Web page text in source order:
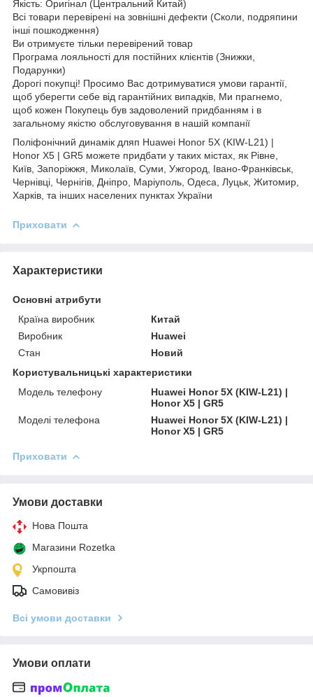
Якість: Оригінал (Центральний Китай)
Всі товари перевірені на зовнішні дефекти (Сколи, подряпини
інші пошкодження)
Ви отримуєте тільки перевірений товар
Програма лояльності для постійних клієнтів (Знижки,
Подарунки)
Дорогі покупці! Просимо Вас дотримуватися умови гарантії,
щоб уберегти себе від гарантійних випадків, Ми прагнемо,
щоб кожен Покупець був задоволений придбанням і в
загальному якістю обслуговування в нашій компанії
Поліфонічний динамік дляп Huawei Honor 5X (KIW-L21) |
Honor X5 | GR5 можете придбати у таких містах, як Рівне,
Київ, Запоріжжя, Миколаїв, Суми, Ужгород, Івано-Франківськ,
Чернівці, Чернігів, Дніпро, Маріуполь, Одеса, Луцьк, Житомир,
Харків, та інших населених пунктах України
Приховати
Характеристики
Основні атрибути
Країна виробник
Китай
Виробник
Huawei
Стан
Новий
Користувальницькі характеристики
Модель телефону
Huawei Honor 5X (KIW-L21) |
Honor X5 | GR5
Моделі телефона
Huawei Honor 5X (KIW-L21) |
Honor X5 | GR5
Приховати
Умови доставки
Нова Пошта
Магазини Rozetka
Укрпошта
Самовивіз
Всі умови доставки
Умови оплати